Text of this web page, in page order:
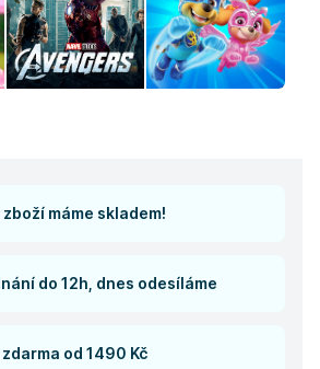
máme skladem!
do 12h, dnes odesíláme
od 1490 Kč